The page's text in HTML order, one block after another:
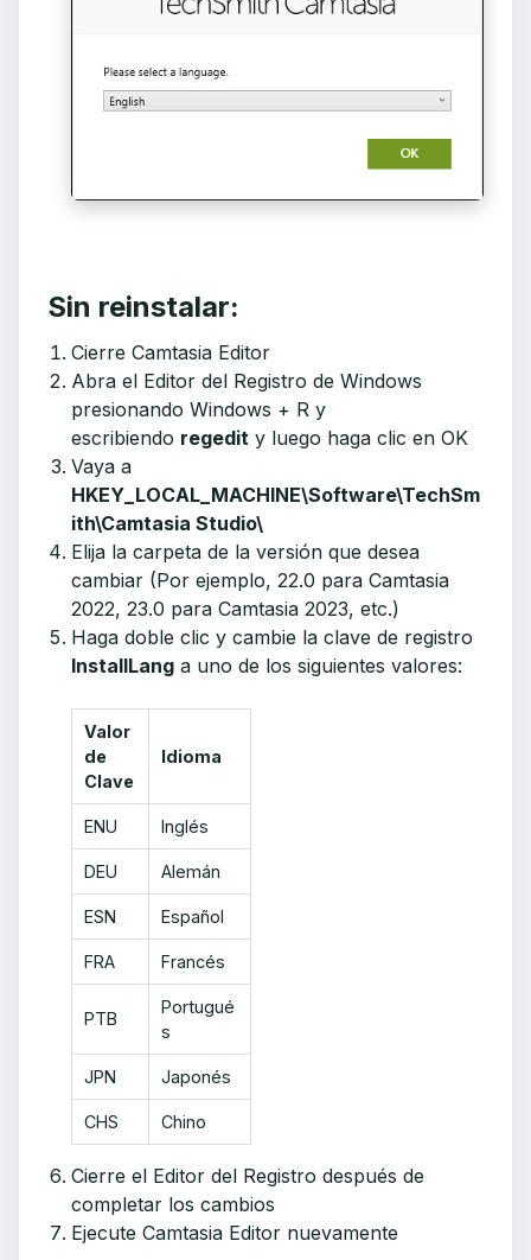
Sin reinstalar:
Cierre Camtasia Editor
Abra el Editor del Registro de Windows
presionando Windows + R y
escribiendo regedit y luego haga clic en OK
Vaya a
HKEY_LOCAL_MACHINE\Software\TechSm
ith\Camtasia Studio\
Elija la carpeta de la versión que desea
cambiar (Por ejemplo, 22.0 para Camtasia
2022, 23.0 para Camtasia 2023, etc.)
Haga doble clic y cambie la clave de registro
InstallLang a uno de los siguientes valores:
Valor
de
Clave
Idioma
ENU Inglés
DEU Alemán
ESN Español
FRA Francés
PTB
Portugué
s
JPN Japonés
CHS Chino
Cierre el Editor del Registro después de
completar los cambios
Ejecute Camtasia Editor nuevamente